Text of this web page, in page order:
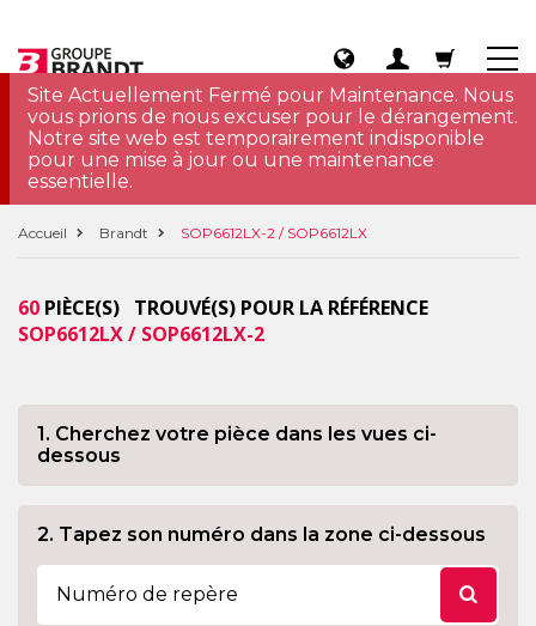
Site Actuellement Fermé pour Maintenance. Nous
vous prions de nous excuser pour le dérangement.
Notre site web est temporairement indisponible
pour une mise à jour ou une maintenance
essentielle.
Accueil Brandt SOP6612LX-2 / SOP6612LX
60 PIÈCE(S) TROUVÉ(S) POUR LA RÉFÉRENCE
SOP6612LX / SOP6612LX-2
1. Cherchez votre pièce dans les vues ci-
dessous
2. Tapez son numéro dans la zone ci-dessous